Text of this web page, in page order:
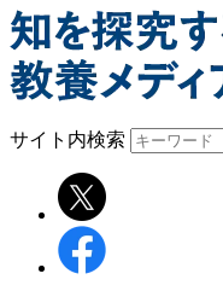
サイト内検索